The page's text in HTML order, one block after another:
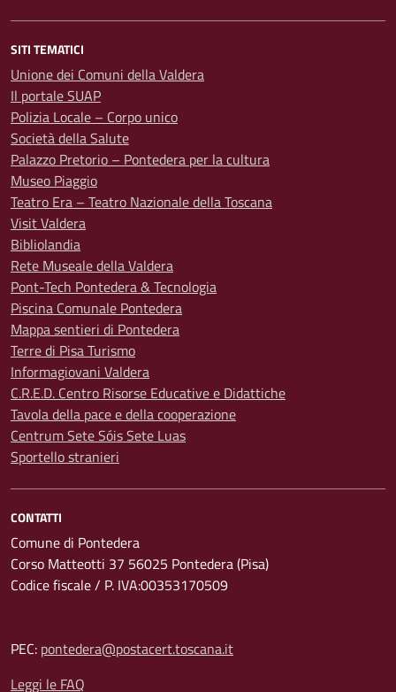
SITI TEMATICI
Unione dei Comuni della Valdera
Il portale SUAP
Polizia Locale – Corpo unico
Società della Salute
Palazzo Pretorio – Pontedera per la cultura
Museo Piaggio
Teatro Era – Teatro Nazionale della Toscana
Visit Valdera
Bibliolandia
Rete Museale della Valdera
Pont-Tech Pontedera & Tecnologia
Piscina Comunale Pontedera
Mappa sentieri di Pontedera
Terre di Pisa Turismo
Informagiovani Valdera
C.R.E.D. Centro Risorse Educative e Didattiche
Tavola della pace e della cooperazione
Centrum Sete Sóis Sete Luas
Sportello stranieri
CONTATTI
Comune di Pontedera
Corso Matteotti 37 56025 Pontedera (Pisa)
Codice fiscale / P. IVA:00353170509
PEC: pontedera@postacert.toscana.it
Leggi le FAQ